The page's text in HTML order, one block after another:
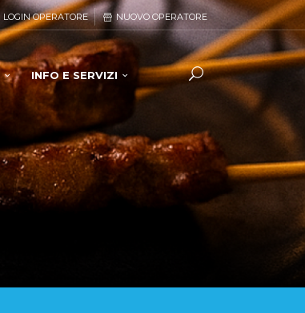
LOGIN OPERATORE NUOVO OPERATORE
INFO E SERVIZI